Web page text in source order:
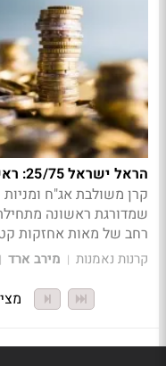
הראל ישראל 25/75: ראשונה בקטגוריה השנה
שמדורגת ראשונה
רחב של מאות אחזקות קטנות בתיק
קרנות נאמנות | מירב ארד |
מציג